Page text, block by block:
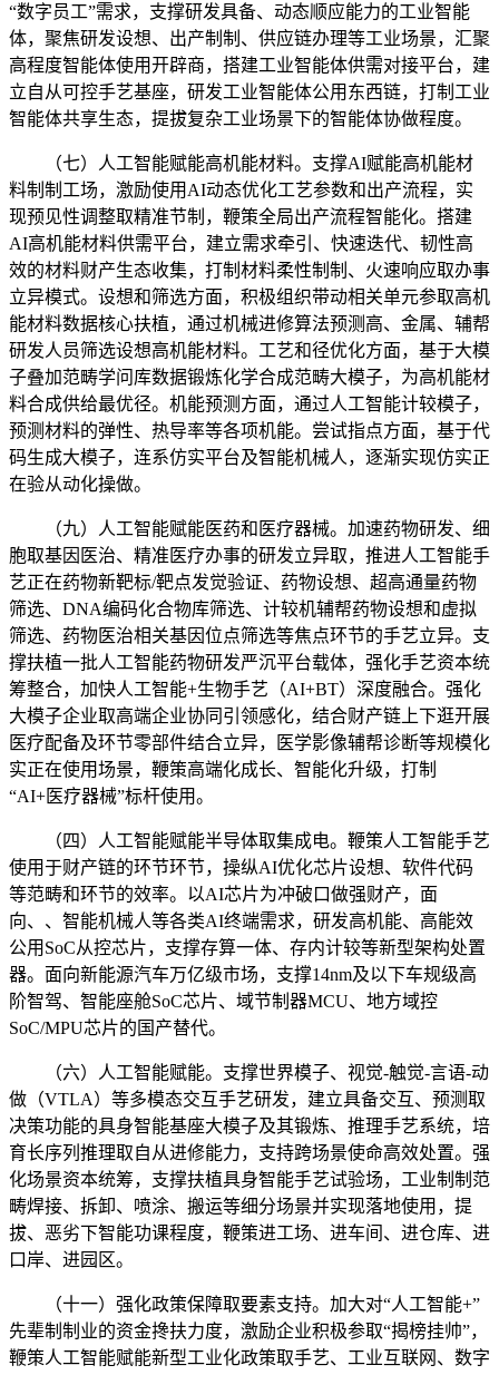
“数字员工”需求，支撑研发具备、动态顺应能力的工业智能
体，聚焦研发设想、出产制制、供应链办理等工业场景，汇聚
高程度智能体使用开辟商，搭建工业智能体供需对接平台，建
立自从可控手艺基座，研发工业智能体公用东西链，打制工业
智能体共享生态，提拔复杂工业场景下的智能体协做程度。
（七）人工智能赋能高机能材料。支撑AI赋能高机能材
料制制工场，激励使用AI动态优化工艺参数和出产流程，实
现预见性调整取精准节制，鞭策全局出产流程智能化。搭建
AI高机能材料供需平台，建立需求牵引、快速迭代、韧性高
效的材料财产生态收集，打制材料柔性制制、火速响应取办事
立异模式。设想和筛选方面，积极组织带动相关单元参取高机
能材料数据核心扶植，通过机械进修算法预测高、金属、辅帮
研发人员筛选设想高机能材料。工艺和径优化方面，基于大模
子叠加范畴学问库数据锻炼化学合成范畴大模子，为高机能材
料合成供给最优径。机能预测方面，通过人工智能计较模子，
预测材料的弹性、热导率等各项机能。尝试指点方面，基于代
码生成大模子，连系仿实平台及智能机械人，逐渐实现仿实正
在验从动化操做。
（九）人工智能赋能医药和医疗器械。加速药物研发、细
胞取基因医治、精准医疗办事的研发立异取，推进人工智能手
艺正在药物新靶标/靶点发觉验证、药物设想、超高通量药物
筛选、DNA编码化合物库筛选、计较机辅帮药物设想和虚拟
筛选、药物医治相关基因位点筛选等焦点环节的手艺立异。支
撑扶植一批人工智能药物研发严沉平台载体，强化手艺资本统
筹整合，加快人工智能+生物手艺（AI+BT）深度融合。强化
大模子企业取高端企业协同引领感化，结合财产链上下逛开展
医疗配备及环节零部件结合立异，医学影像辅帮诊断等规模化
实正在使用场景，鞭策高端化成长、智能化升级，打制
“AI+医疗器械”标杆使用。
（四）人工智能赋能半导体取集成电。鞭策人工智能手艺
使用于财产链的环节环节，操纵AI优化芯片设想、软件代码
等范畴和环节的效率。以AI芯片为冲破口做强财产，面
向、、智能机械人等各类AI终端需求，研发高机能、高能效
公用SoC从控芯片，支撑存算一体、存内计较等新型架构处置
器。面向新能源汽车万亿级市场，支撑14nm及以下车规级高
阶智驾、智能座舱SoC芯片、域节制器MCU、地方域控
SoC/MPU芯片的国产替代。
（六）人工智能赋能。支撑世界模子、视觉-触觉-言语-动
做（VTLA）等多模态交互手艺研发，建立具备交互、预测取
决策功能的具身智能基座大模子及其锻炼、推理手艺系统，培
育长序列推理取自从进修能力，支持跨场景使命高效处置。强
化场景资本统筹，支撑扶植具身智能手艺试验场，工业制制范
畴焊接、拆卸、喷涂、搬运等细分场景并实现落地使用，提
拔、恶劣下智能功课程度，鞭策进工场、进车间、进仓库、进
口岸、进园区。
（十一）强化政策保障取要素支持。加大对“人工智能+”
先辈制制业的资金搀扶力度，激励企业积极参取“揭榜挂帅”，
鞭策人工智能赋能新型工业化政策取手艺、工业互联网、数字